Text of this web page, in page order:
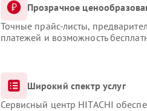
Прозрачное
Точные прайс-листы,
платежей и возможность
Широкий спектр услуг
Сервисный центр HITACHI